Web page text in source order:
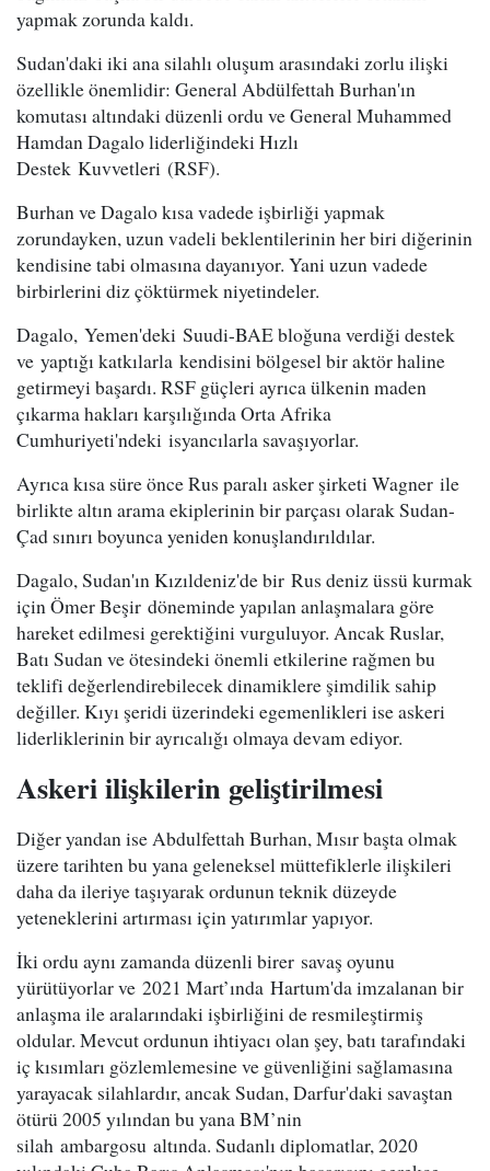
yapmak zorunda kaldı.
Sudan'daki iki ana silahlı oluşum arasındaki zorlu ilişki
özellikle önemlidir: General Abdülfettah Burhan'ın
komutası altındaki düzenli ordu ve General Muhammed
Hamdan Dagalo liderliğindeki Hızlı
Destek Kuvvetleri (RSF).
Burhan ve Dagalo kısa vadede işbirliği yapmak
zorundayken, uzun vadeli beklentilerinin her biri diğerinin
kendisine tabi olmasına dayanıyor. Yani uzun vadede
birbirlerini diz çöktürmek niyetindeler.
Dagalo, Yemen'deki Suudi-BAE bloğuna verdiği destek
ve yaptığı katkılarla kendisini bölgesel bir aktör haline
getirmeyi başardı. RSF güçleri ayrıca ülkenin maden
çıkarma hakları karşılığında Orta Afrika
Cumhuriyeti'ndeki isyancılarla savaşıyorlar.
Ayrıca kısa süre önce Rus paralı asker şirketi Wagner ile
birlikte altın arama ekiplerinin bir parçası olarak Sudan-
Çad sınırı boyunca yeniden konuşlandırıldılar.
Dagalo, Sudan'ın Kızıldeniz'de bir Rus deniz üssü kurmak
için Ömer Beşir döneminde yapılan anlaşmalara göre
hareket edilmesi gerektiğini vurguluyor. Ancak Ruslar,
Batı Sudan ve ötesindeki önemli etkilerine rağmen bu
teklifi değerlendirebilecek dinamiklere şimdilik sahip
değiller. Kıyı şeridi üzerindeki egemenlikleri ise askeri
liderliklerinin bir ayrıcalığı olmaya devam ediyor.
Askeri ilişkilerin geliştirilmesi
Diğer yandan ise Abdulfettah Burhan, Mısır başta olmak
üzere tarihten bu yana geleneksel müttefiklerle ilişkileri
daha da ileriye taşıyarak ordunun teknik düzeyde
yeteneklerini artırması için yatırımlar yapıyor.
İki ordu aynı zamanda düzenli birer savaş oyunu
yürütüyorlar ve 2021 Mart’ında Hartum'da imzalanan bir
anlaşma ile aralarındaki işbirliğini de resmileştirmiş
oldular. Mevcut ordunun ihtiyacı olan şey, batı tarafındaki
iç kısımları gözlemlemesine ve güvenliğini sağlamasına
yarayacak silahlardır, ancak Sudan, Darfur'daki savaştan
ötürü 2005 yılından bu yana BM’nin
silah ambargosu altında. Sudanlı diplomatlar, 2020